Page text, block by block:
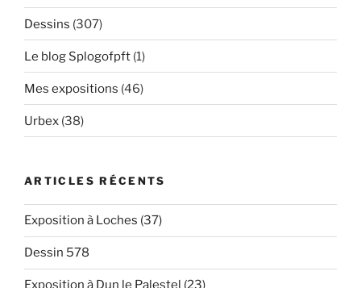
Dessins (307)
Le blog Splogofpft (1)
Mes expositions (46)
Urbex (38)
ARTICLES RÉCENTS
Exposition à Loches (37)
Dessin 578
Exposition à Dun le Palestel (23)